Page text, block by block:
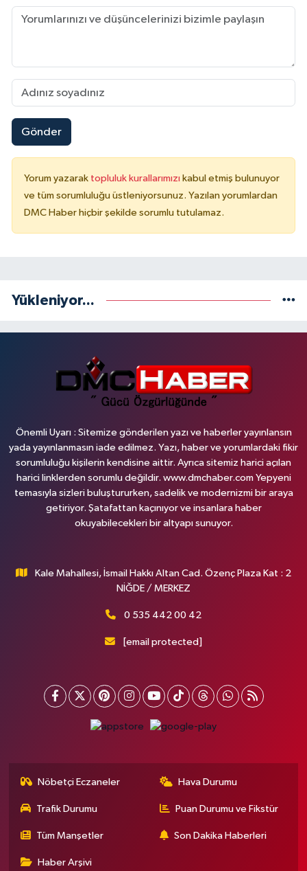
Gönder
Yorum yazarak topluluk kurallarımızı kabul etmiş bulunuyor
ve tüm sorumluluğu üstleniyorsunuz. Yazılan yorumlardan
DMC Haber hiçbir şekilde sorumlu tutulamaz.
Yükleniyor...
Önemli Uyarı : Sitemize gönderilen yazı ve haberler yayınlansın
yada yayınlanmasın iade edilmez. Yazı, haber ve yorumlardaki fikir
sorumluluğu kişilerin kendisine aittir. Ayrıca sitemiz harici açılan
harici linklerden sorumlu değildir. www.dmchaber.com Yepyeni
temasıyla sizleri buluştururken, sadelik ve modernizmi bir araya
getiriyor. Şatafattan kaçınıyor ve insanlara haber
okuyabilecekleri bir altyapı sunuyor.
Kale Mahallesi, İsmail Hakkı Altan Cad. Özenç Plaza Kat : 2
NİĞDE / MERKEZ
0 535 442 00 42
[email protected]
Nöbetçi Eczaneler Hava Durumu
Trafik Durumu Puan Durumu ve Fikstür
Tüm Manşetler Son Dakika Haberleri
Haber Arşivi